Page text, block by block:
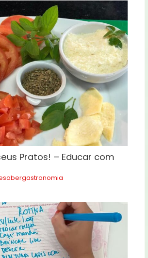
Pratos! – Educar com